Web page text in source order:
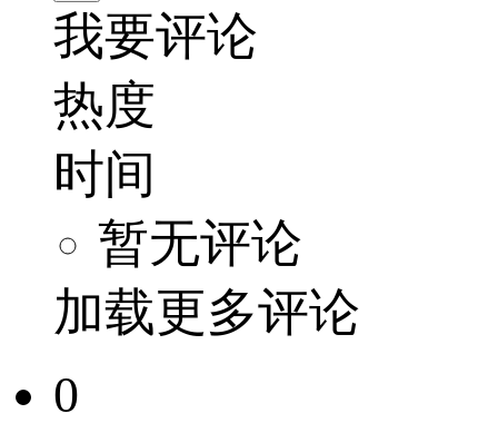
我要评论
热度
时间
暂无评论
加载更多评论
0